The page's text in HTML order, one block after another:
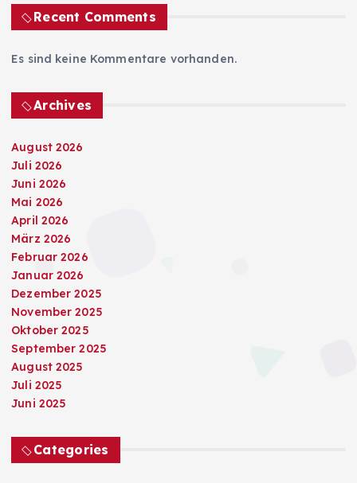
Recent Comments
Es sind keine Kommentare vorhanden.
Archives
August 2026
Juli 2026
Juni 2026
Mai 2026
April 2026
März 2026
Februar 2026
Januar 2026
Dezember 2025
November 2025
Oktober 2025
September 2025
August 2025
Juli 2025
Juni 2025
Categories